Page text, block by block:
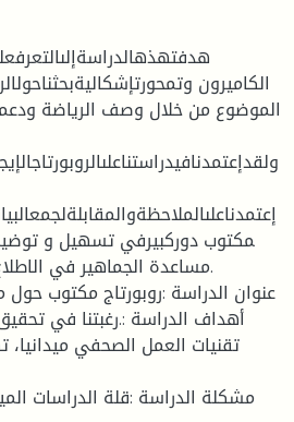
الكاميرون
الموضوع من خلال وصف الرياضة
مكتوب دوركبيرفي تسهيل و
مساعدة الجماهير في
عنوان الدراسة :روبورتاج مكتوب حول
أهداف الدراسة :.رغبتنا في
تقنيات العمل الصحفي ميدانيا،
مشكلة الدراسة :قلة الدراسات